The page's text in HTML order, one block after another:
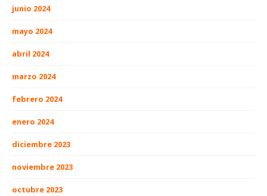
junio 2024
mayo 2024
abril 2024
marzo 2024
febrero 2024
enero 2024
diciembre 2023
noviembre 2023
octubre 2023